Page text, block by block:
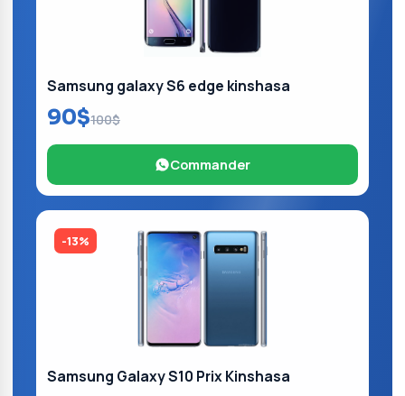
Samsung galaxy S6 edge kinshasa
90$100$
Commander
-13%
Samsung Galaxy S10 Prix Kinshasa